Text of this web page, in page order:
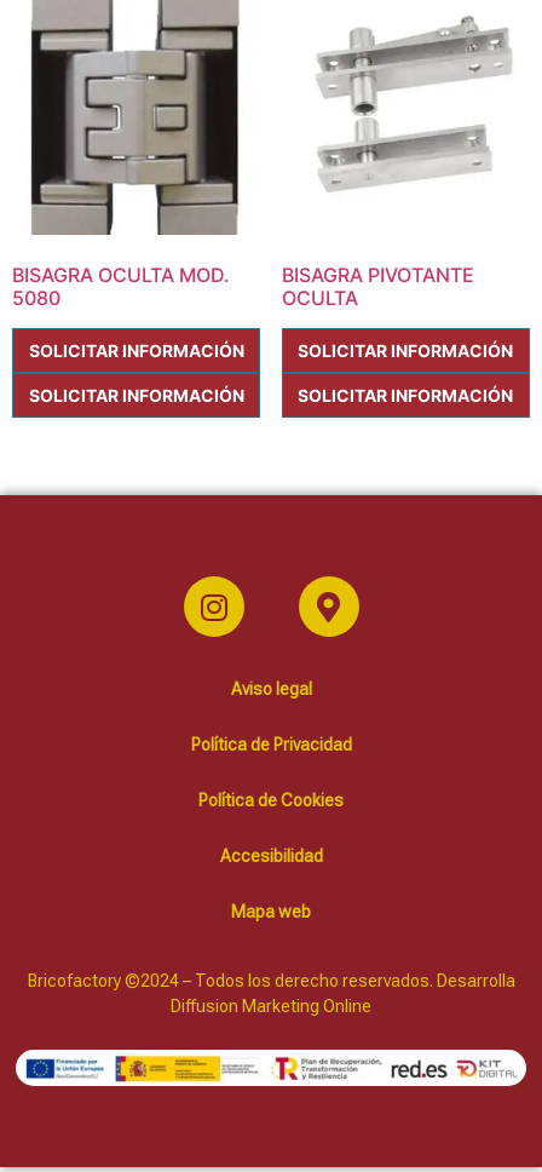
BISAGRA OCULTA MOD.
5080
SOLICITAR INFORMACIÓN
SOLICITAR INFORMACIÓN
BISAGRA PIVOTANTE
OCULTA
SOLICITAR INFORMACIÓN
SOLICITAR INFORMACIÓN
Aviso legal
Política de Privacidad
Política de Cookies
Accesibilidad
Mapa web
Bricofactory ©2024 – Todos los derecho reservados. Desarrolla
Diffusion Marketing Online